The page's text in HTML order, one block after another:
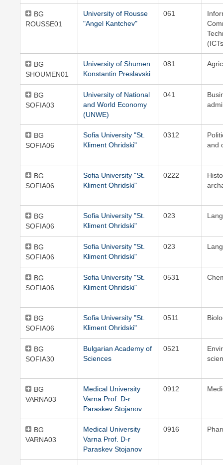
BG
ROUSSE01
University of Rousse
"Angel Kantchev"
061
BG
SHOUMEN01
University of Shumen
Konstantin Preslavski
081
BG
SOFIA03
University of National
and World Economy
(UNWE)
041
BG
SOFIA06
Sofia University "St.
Kliment Ohridski"
0312
and
BG
SOFIA06
Sofia University "St.
Kliment Ohridski"
0222
BG
SOFIA06
Sofia University "St.
Kliment Ohridski"
023
BG
SOFIA06
Sofia University "St.
Kliment Ohridski"
023
BG
SOFIA06
Sofia University "St.
Kliment Ohridski"
0531
BG
SOFIA06
Sofia University "St.
Kliment Ohridski"
0511
BG
SOFIA30
Bulgarian Academy of
Sciences
0521
BG
VARNA03
Medical University
Varna Prof. D-r
Paraskev Stojanov
0912
BG
VARNA03
Medical University
Varna Prof. D-r
Paraskev Stojanov
0916